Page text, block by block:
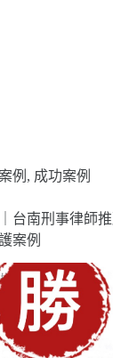
例 , 成功案例
台南刑事律師
案例